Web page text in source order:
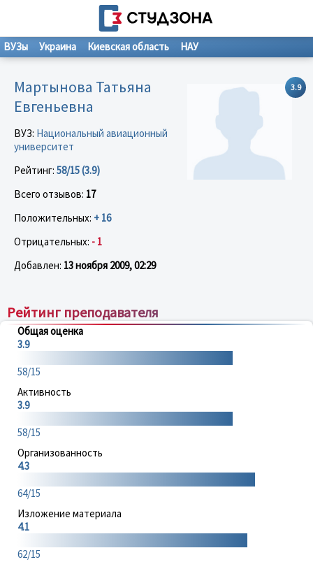
ВУЗы Украина Киевская область НАУ
3.9
Мартынова Татьяна
Евгеньевна
ВУЗ: Национальный авиационный
университет
Рейтинг: 58/15 (3.9)
Всего отзывов: 17
Положительных: + 16
Отрицательных: - 1
Добавлен: 13 ноября 2009, 02:29
Рейтинг преподавателя
Общая оценка
3.9
58/15
Активность
3.9
58/15
Организованность
4.3
64/15
Изложение материала
4.1
62/15